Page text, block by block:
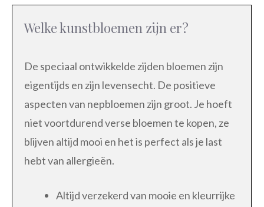
Welke kunstbloemen zijn er?
De speciaal ontwikkelde zijden bloemen zijn
eigentijds en zijn levensecht. De positieve
aspecten van nepbloemen zijn groot. Je hoeft
niet voortdurend verse bloemen te kopen, ze
blijven altijd mooi en het is perfect als je last
hebt van allergieën.
Altijd verzekerd van mooie en kleurrijke